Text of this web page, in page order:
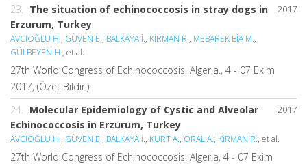
2017
23. The situation of echinococcosis in stray dogs in
Erzurum, Turkey
AVCIOĞLU H., GÜVEN E., BALKAYA İ., KİRMAN R., MEBAREK BİA M.,
GÜLBEYEN H., et al.
27th World Congress of Echinococcosis. Algeria., 4 - 07 Ekim
2017, (Özet Bildiri)
2017
24. Molecular Epidemiology of Cystic and Alveolar
Echinococcosis in Erzurum, Turkey
AVCIOĞLU H., GÜVEN E., BALKAYA İ., KURT A., ORAL A., KİRMAN R., et al.
27th World Congress of Echinococcosis. Algeria, 4 - 07 Ekim